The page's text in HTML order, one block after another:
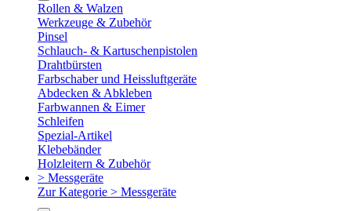
Rollen & Walzen
Werkzeuge & Zubehör
Pinsel
Schlauch- & Kartuschenpistolen
Drahtbürsten
Farbschaber und Heissluftgeräte
Abdecken & Abkleben
Farbwannen & Eimer
Schleifen
Spezial-Artikel
Klebebänder
Holzleitern & Zubehör
> Messgeräte
Zur Kategorie > Messgeräte